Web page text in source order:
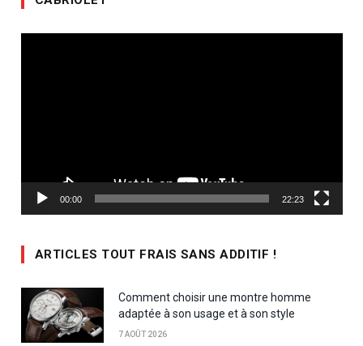
00:00 22:23
ARTICLES TOUT FRAIS SANS ADDITIF !
Comment choisir une montre homme
adaptée à son usage et à son style
7 AOÛT 2026